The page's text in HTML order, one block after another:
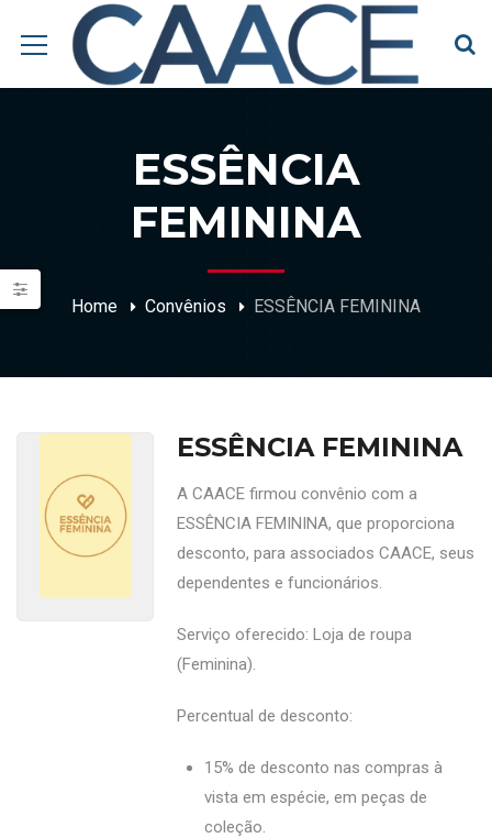
ESSÊNCIA
FEMININA
Home Convênios ESSÊNCIA FEMININA
ESSÊNCIA FEMININA
A CAACE firmou convênio com a
ESSÊNCIA FEMININA, que proporciona
desconto, para associados CAACE, seus
dependentes e funcionários.
Serviço oferecido: Loja de roupa
(Feminina).
Percentual de desconto:
15% de desconto nas compras à
vista em espécie, em peças de
coleção.